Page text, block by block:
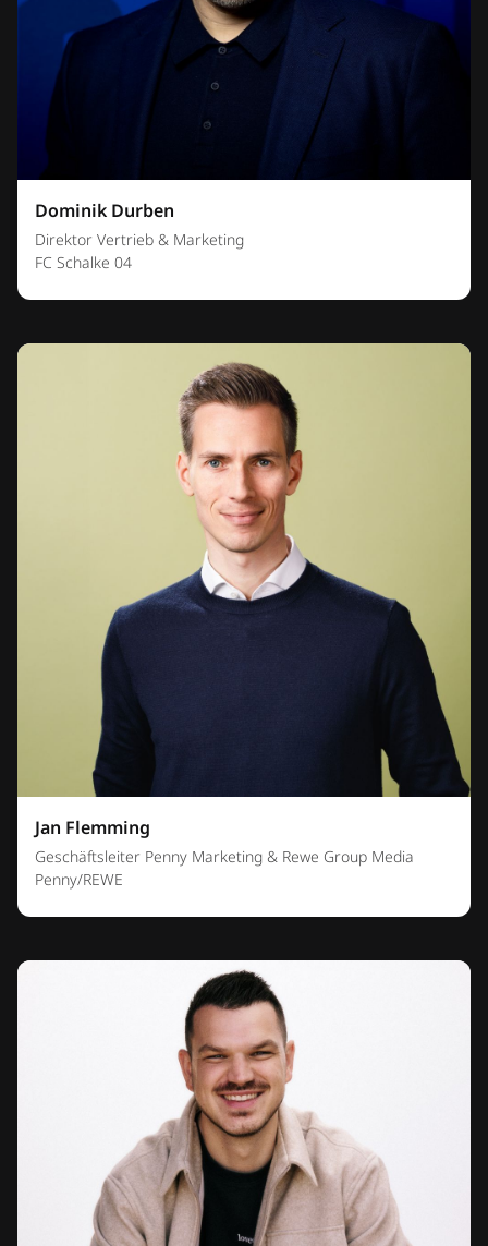
Dominik Durben
Direktor Vertrieb & Marketing
FC Schalke 04
Jan Flemming
Geschäftsleiter Penny Marketing & Rewe Group Media
Penny/REWE